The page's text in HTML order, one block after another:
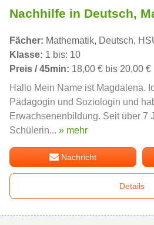
Nachhilfe in Deutsch,
Fächer: Mathematik, Deutsch,
Klasse: 1 bis: 10
Preis / 45min: 18,00 € bis 20,00 €
Hallo Mein Name ist Magdalena.
Pädagogin und Soziologin und
Erwachsenenbildung. Seit über 7
Schülerin... » mehr
Nachricht
Details